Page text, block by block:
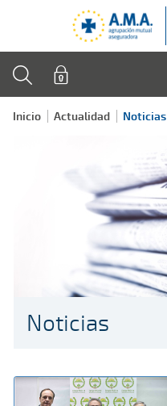
Inicio Actualidad Noticias
Noticias